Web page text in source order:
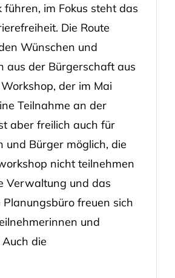
führen, im Fokus steht das
Die Route
Wünschen und
aus der Bürgerschaft aus
der im Mai
Teilnahme an der
aber freilich auch für
und Bürger möglich, die
nicht teilnehmen
Verwaltung und das
freuen sich
und
die